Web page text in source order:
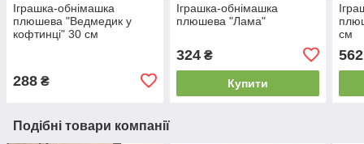
Іграшка-обнімашка
плюшева "Ведмедик у
кофтинці" 30 см
288 ₴
Іграшка-обнімашка
плюшева "Лама"
324₴
Купити
см
Подібні товари компанії